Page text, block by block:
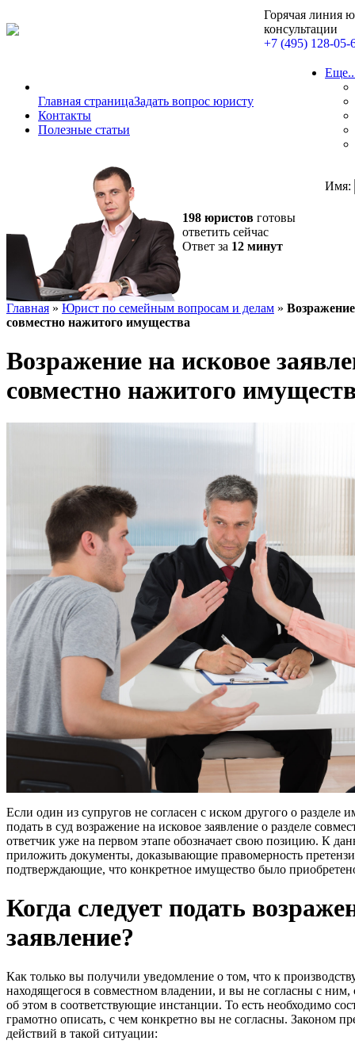
Горячая линия
консультации
+7 (495) 128-05-
Главная страницаЗадать вопрос юристу
Контакты
Полезные статьи
198 юристов готовы
ответить сейчас
Ответ за 12 минут
Имя:
Главная » Юрист по семейным вопросам и делам »
совместно нажитого имущества
Возражение на исковое
совместно нажитого
Если один из супругов не согласен с иском другого о разделе
подать в суд возражение на исковое заявление о разделе
ответчик уже на первом этапе обозначает свою позицию. К
приложить документы, доказывающие правомерность
подтверждающие, что конкретное имущество было
Когда следует подать
заявление?
Как только вы получили уведомление о том, что к
находящегося в совместном владении, и вы не согласны с ним,
об этом в соответствующие инстанции. То есть необходимо
грамотно описать, с чем конкретно вы не согласны. Законом
действий в такой ситуации: